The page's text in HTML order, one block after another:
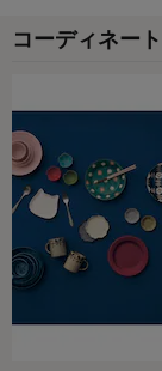
コーディネート